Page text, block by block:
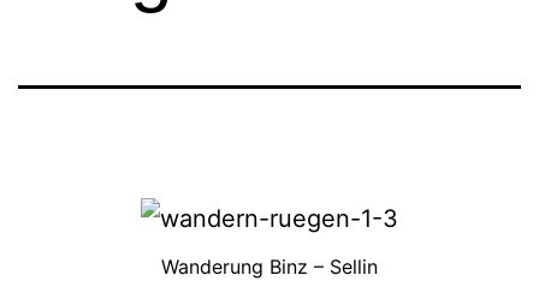
Wanderung Binz – Sellin